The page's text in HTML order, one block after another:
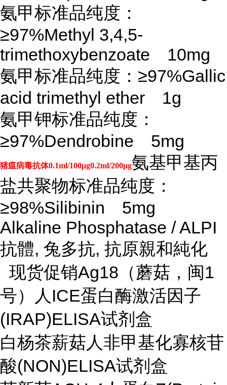
氨甲标准品纯度：
≥97%Methyl 3,4,5-
trimethoxybenzoate 10mg
氨甲标准品纯度： ≥97%Gallic
acid trimethyl ether 1g
氨甲钾标准品纯度：
≥97%Dendrobine 5mg
猪瘟病毒抗体0.1ml/100μg0.2ml/200μg氨基甲基丙
盐共聚物标准品纯度：
≥98%Silibinin 5mg
Alkaline Phosphatase / ALPI
抗體, 兔多抗, 抗原親和純化
现货促销Ag18（蘑菇，闽1
号）人ICE蛋白酶激活因子
(IRAP)ELISA试剂盒
白杨茶薪菇人非甲基化寡核苷
酸(NON)ELISA试剂盒